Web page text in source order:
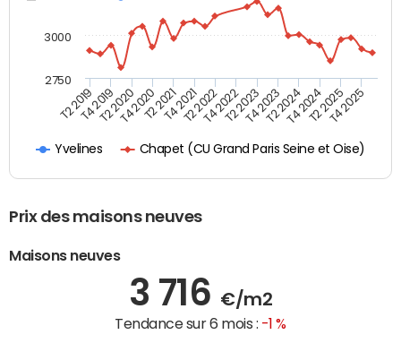
Yvelines Chapet (CU Grand Paris Seine et Oise)
T2 2019T4 2019T2 2020T4 2020T2 2021T4 2021T2 2022T4 2022T2 2023T4 2023T2 2024T4 2024T2 2025T4 2025
2750
3000
Prix des maisons neuves
Maisons neuves
3 716 €/m2
Tendance sur 6 mois : -1 %